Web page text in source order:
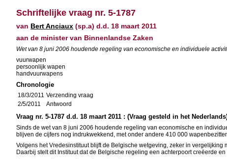
Schriftelijke vraag nr. 5-1787
van Bert Anciaux (sp.a) d.d. 18 maart 2011
aan de minister van Binnenlandse Zaken
Wet van 8 juni 2006 houdende regeling van economische en individuele
vuurwapen
persoonlijk wapen
handvuurwapens
Chronologie
18/3/2011 Verzending vraag
2/5/2011
Antwoord
Vraag nr. 5-1787 d.d. 18 maart 2011 : (Vraag gesteld in het
Sinds de wet van 8 juni 2006 houdende regeling van economische en
blijven de cijfers nog indrukwekkend, met onder andere 410 000
Volgens het Vredesinstituut blijft de Belgische wetgeving, zeker in
Daarbij stelt dit Instituut dat de Belgische regeling een achterpoort creëerde